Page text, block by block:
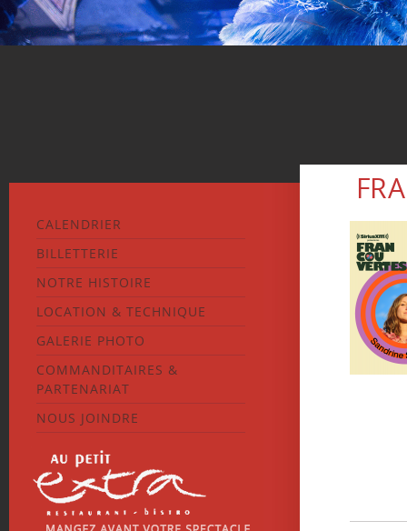
CALENDRIER
BILLETTERIE
NOTRE HISTOIRE
LOCATION & TECHNIQUE
GALERIE PHOTO
COMMANDITAIRES &
PARTENARIAT
NOUS JOINDRE